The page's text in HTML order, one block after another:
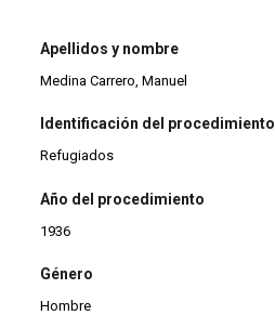
Apellidos y nombre
Medina Carrero, Manuel
Identificación del procedimiento
Refugiados
Año del procedimiento
1936
Género
Hombre